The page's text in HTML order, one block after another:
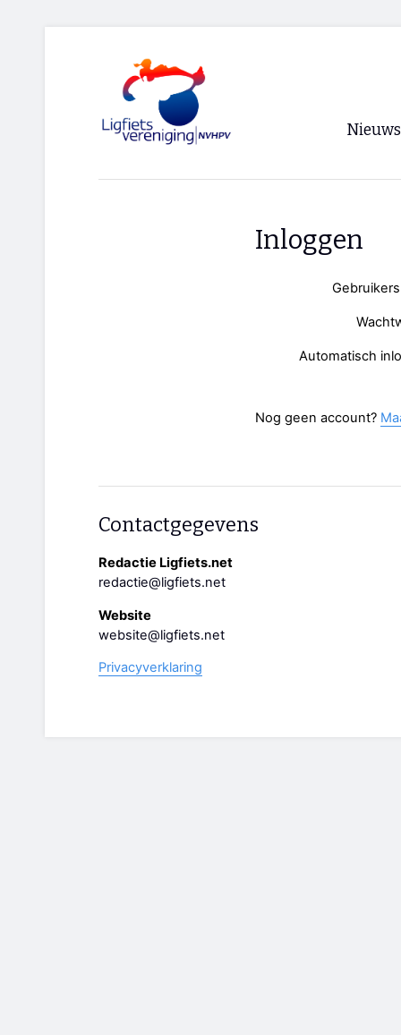
Nieuws
Inloggen
Automatisch
Nog geen account?
Contactgegevens
Redactie Ligfiets.net
redactie@ligfiets.net
Website
website@ligfiets.net
Privacyverklaring